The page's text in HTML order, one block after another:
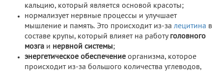
кальцию, который является основой красоты;
нормализует нервные процессы и улучшает
мышление и память. Это происходит из-за лецитина в
составе крупы, который влияет на работу головного
мозга и нервной системы;
энергетическое обеспечение организма, которое
происходит из-за большого количества углеводов,